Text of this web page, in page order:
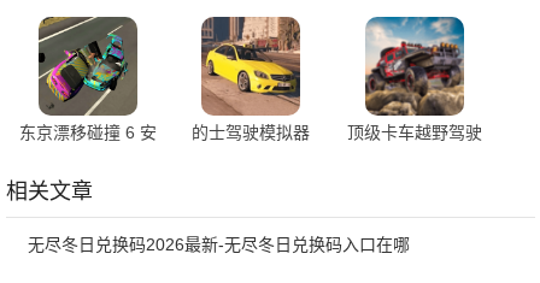
模拟器 2.8.1 最新
版
1.0.5 安卓版
1.0.1 最新版
东京漂移碰撞 6 安
的士驾驶模拟器
顶级卡车越野驾驶
相关文章
无尽冬日兑换码2026最新-无尽冬日兑换码入口在哪